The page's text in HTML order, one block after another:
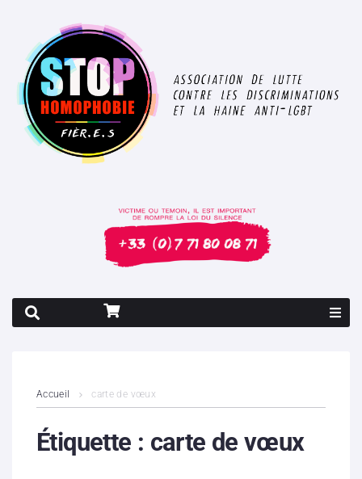
Contenus litigieux
Accueil carte de vœux
Étiquette : carte de vœux